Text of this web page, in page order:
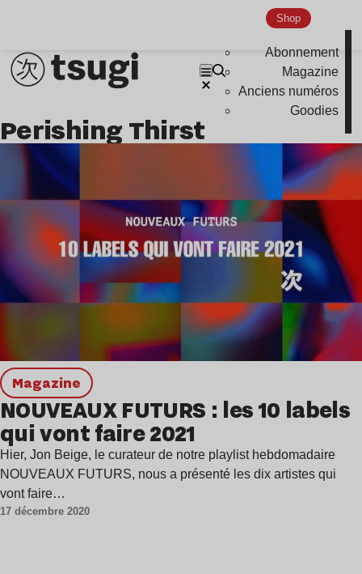
Shop
Abonnement
Magazine
Anciens numéros
Goodies
Perishing Thirst
magazine
NOUVEAUX FUTURS : les 10 labels
qui vont faire 2021
Hier, Jon Beige, le curateur de notre playlist hebdomadaire
NOUVEAUX FUTURS, nous a présenté les dix artistes qui
vont faire…
17 décembre 2020